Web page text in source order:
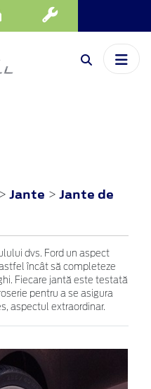
> Jante > Jante de
dvs. Ford un aspect
încât să completeze
Fiecare jantă este testată
pentru a se asigura
aspectul extraordinar.